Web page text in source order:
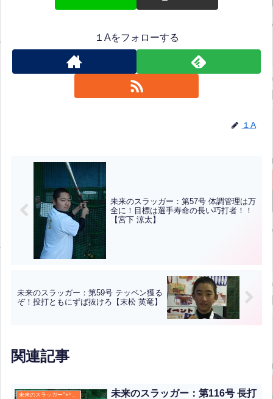
１Aをフォローする
１A
未来のスラッガー：第57号 体調管理は万
全に！目標は選手寿命の長い巧打者！！
【宮下 涼太】
未来のスラッガー：第59号 テッペン獲る
ぞ！投打ともにずば抜けろ【末松 英竜】
関連記事
未来のスラッガー：第116号 長打